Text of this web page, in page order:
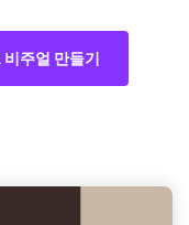
주얼 만들기